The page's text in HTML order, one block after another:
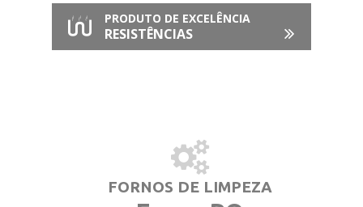
PRODUTO DE EXCELÊNCIA
RESISTÊNCIAS
FORNOS DE LIMPEZA